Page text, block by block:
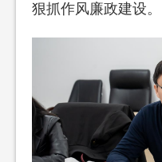
狠抓作风廉政建设。